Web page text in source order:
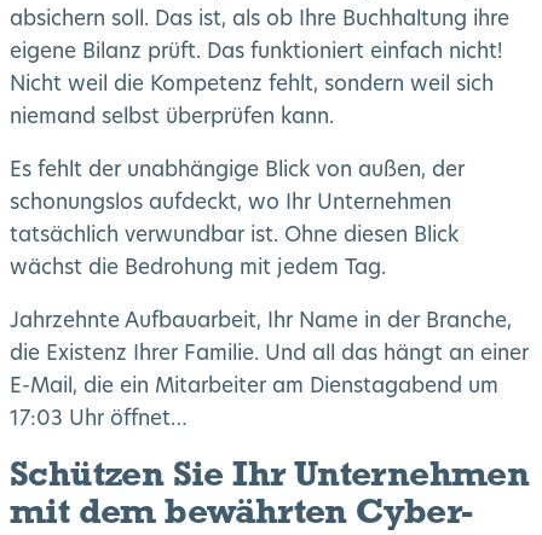
absichern soll. Das ist, als ob Ihre Buchhaltung ihre
eigene Bilanz prüft. Das funktioniert einfach nicht!
Nicht weil die Kompetenz fehlt, sondern weil sich
niemand selbst überprüfen kann.
Es fehlt der unabhängige Blick von außen, der
schonungslos aufdeckt, wo Ihr Unternehmen
tatsächlich verwundbar ist. Ohne diesen Blick
wächst die Bedrohung mit jedem Tag.
Jahrzehnte Aufbauarbeit, Ihr Name in der Branche,
die Existenz Ihrer Familie. Und all das hängt an einer
E-Mail, die ein Mitarbeiter am Dienstagabend um
17:03 Uhr öffnet…
Schützen Sie Ihr Unternehmen
mit dem bewährten Cyber-